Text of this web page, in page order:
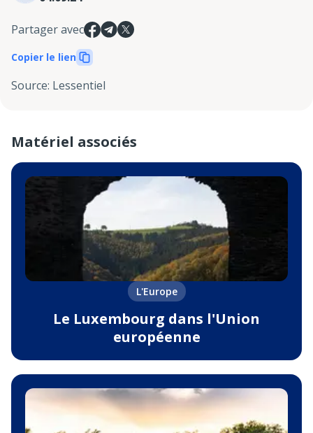
Partager avec
Copier le lien
Source: Lessentiel
Matériel associés
L'Europe
Le Luxembourg dans l'Union
européenne